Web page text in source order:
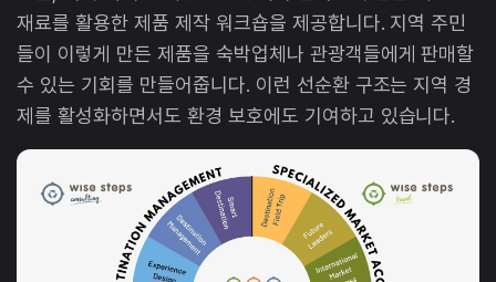
재료를 활용한 제품 제작 워크숍을 제공합니다. 지역 주민
들이 이렇게 만든 제품을 숙박업체나 관광객들에게 판매할
수 있는 기회를 만들어줍니다. 이런 선순환 구조는 지역 경
제를 활성화하면서도 환경 보호에도 기여하고 있습니다.